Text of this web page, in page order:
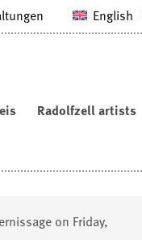
English
Radolfzell artists
on Friday,